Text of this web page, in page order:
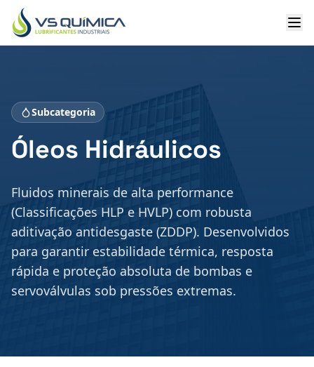
Ir para o conteúdo principal
Subcategoria
Óleos Hidráulicos
Fluidos minerais de alta performance
(Classificações HLP e HVLP) com robusta
aditivação antidesgaste (ZDDP). Desenvolvidos
para garantir estabilidade térmica, resposta
rápida e proteção absoluta de bombas e
servoválvulas sob pressões extremas.